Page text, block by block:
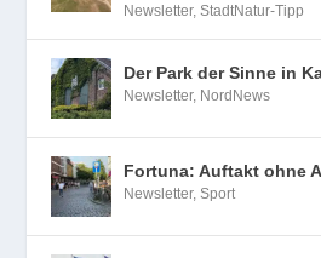
Newsletter,StadtNatur-Tipp
Der Park der Sinne in
Newsletter, NordNews
Fortuna: Auftakt ohne
Newsletter,Sport